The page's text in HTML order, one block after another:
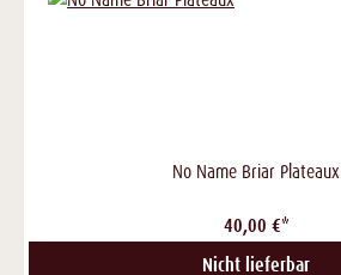
No Name Briar Plateaux
40,00 €*
Nicht lieferbar